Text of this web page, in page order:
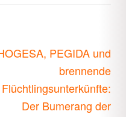
PEGIDA und
brennende
Flüchtlingsunterkünfte:
Der Bumerang der